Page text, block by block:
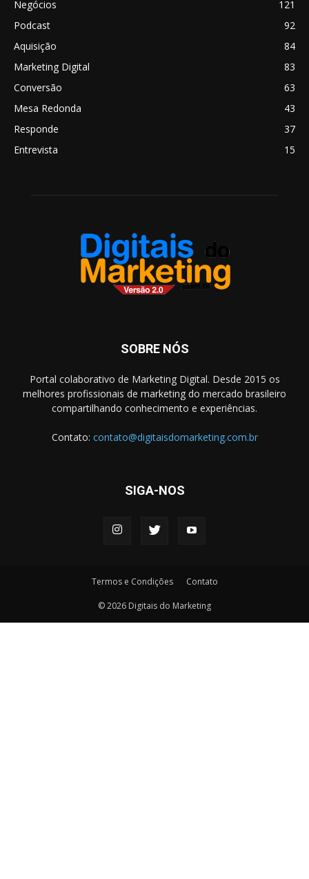
Negócios
121
Podcast
92
Aquisição
84
Marketing Digital
83
Conversão
63
Mesa Redonda
43
Responde
37
Entrevista
15
SOBRE NÓS
Portal colaborativo de Marketing Digital. Desde 2015 os
melhores profissionais de marketing do mercado brasileiro
compartilhando conhecimento e experiências.
Contato: contato@digitaisdomarketing.com.br
SIGA-NOS
Termos e Condições Contato
© 2026 Digitais do Marketing